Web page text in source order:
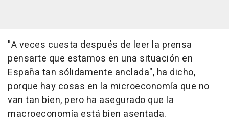
"A veces cuesta después de leer la prensa
pensarte que estamos en una situación en
España tan sólidamente anclada", ha dicho,
porque hay cosas en la microeconomía que no
van tan bien, pero ha asegurado que la
macroeconomía está bien asentada.